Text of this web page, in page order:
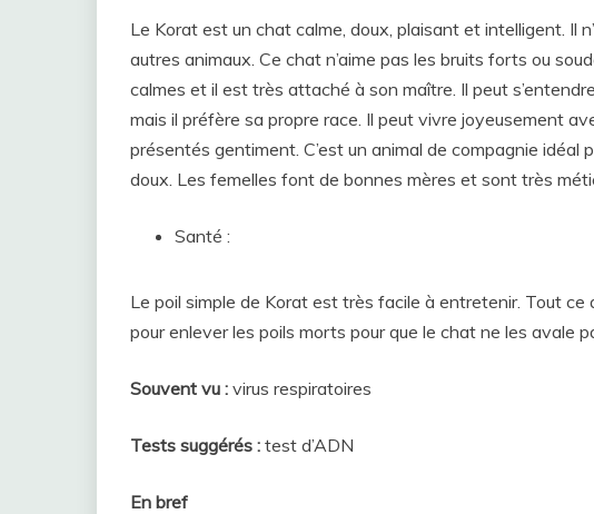
Le Korat est un chat calme, doux, plaisant et intelligent. Il
autres animaux. Ce chat n’aime pas les bruits forts ou
calmes et il est très attaché à son maître. Il peut
mais il préfère sa propre race. Il peut vivre joyeusement
présentés gentiment. C’est un animal de compagnie idéal
doux. Les femelles font de bonnes mères et sont très
Santé :
Le poil simple de Korat est très facile à entretenir. Tout ce
pour enlever les poils morts pour que le chat ne les avale
Souvent vu : virus respiratoires
Tests suggérés : test d’ADN
En bref